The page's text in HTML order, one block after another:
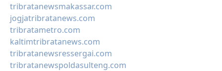
tribratanewsmakassar.com
jogjatribratanews.com
tribratametro.com
kaltimtribratanews.com
tribratanewsressergai.com
tribratanewspoldasulteng.com